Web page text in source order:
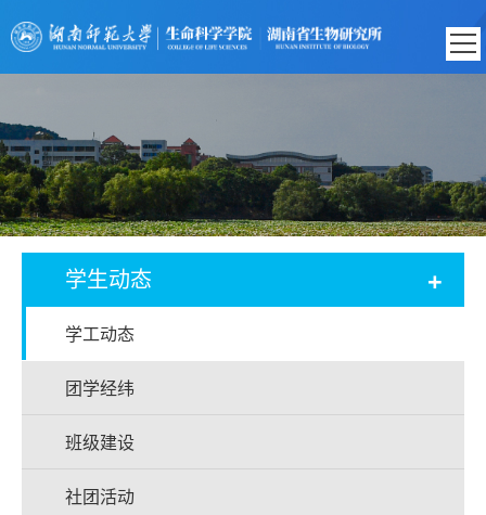
学生动态 +
学工动态
团学经纬
班级建设
社团活动